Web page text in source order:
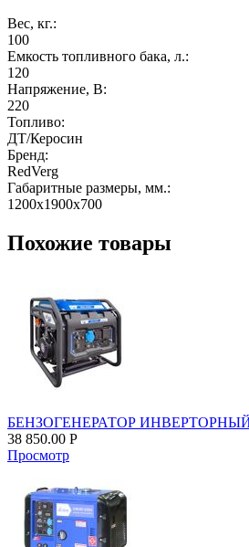
Вес, кг.:
100
Емкость топливного бака, л.:
120
Напряжение, В:
220
Топливо:
ДТ/Керосин
Бренд:
RedVerg
Габаритные размеры, мм.:
1200х1900х700
Похожие товары
БЕНЗОГЕНЕРАТОР ИНВЕРТОРНЫЙ
38 850.00 Р
Просмотр